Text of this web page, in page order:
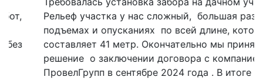
Рельеф участка у нас сложный, большая разница в
подъемах и опусканиях по всей длине, которая
составляет 41 метр. Окончательно мы приняли
решение о заключении договора с компанией
ПровелГрупп в сентябре 2024 года . В итоге по